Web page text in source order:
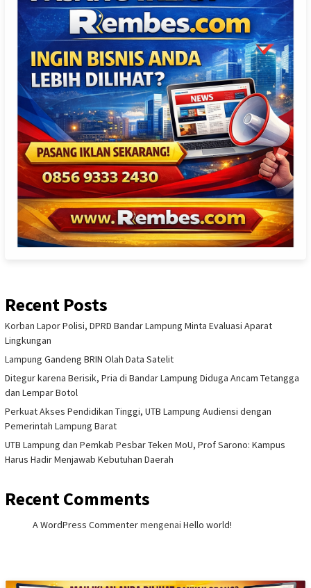
Recent Posts
Korban Lapor Polisi, DPRD Bandar Lampung Minta Evaluasi Aparat
Lingkungan
Lampung Gandeng BRIN Olah Data Satelit
Ditegur karena Berisik, Pria di Bandar Lampung Diduga Ancam Tetangga
dan Lempar Botol
Perkuat Akses Pendidikan Tinggi, UTB Lampung Audiensi dengan
Pemerintah Lampung Barat
UTB Lampung dan Pemkab Pesbar Teken MoU, Prof Sarono: Kampus
Harus Hadir Menjawab Kebutuhan Daerah
Recent Comments
A WordPress Commentermengenai Hello world!